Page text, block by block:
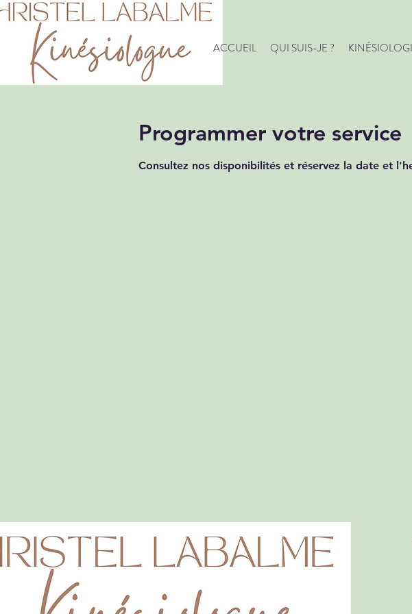
ACCUEIL QUI SUIS-JE ?
Programmer votre service
Consultez nos disponibilités et réservez la date et